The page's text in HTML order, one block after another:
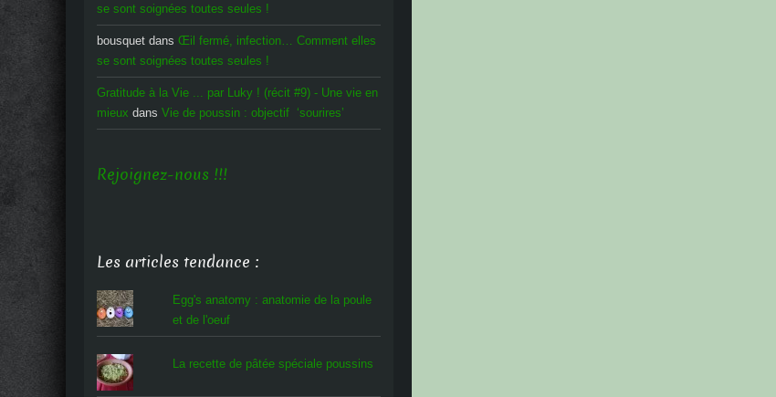
se sont soignées toutes seules !
bousquet dans Œil fermé, infection… Comment elles
se sont soignées toutes seules !
Gratitude à la Vie ... par Luky ! (récit #9) - Une vie en
mieux dans Vie de poussin : objectif ‘sourires’
Rejoignez-nous !!!
Les articles tendance :
Egg's anatomy : anatomie de la poule
et de l'oeuf
La recette de pâtée spéciale poussins